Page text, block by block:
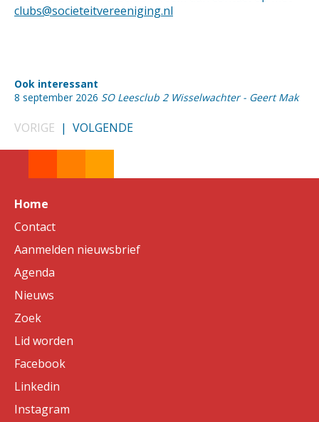
clubs@societeitvereeniging.nl
Ook interessant
8 september 2026 SO Leesclub 2 Wisselwachter - Geert Mak
VORIGE | VOLGENDE
Home
Contact
Aanmelden nieuwsbrief
Agenda
Nieuws
Zoek
Lid worden
Facebook
Linkedin
Instagram